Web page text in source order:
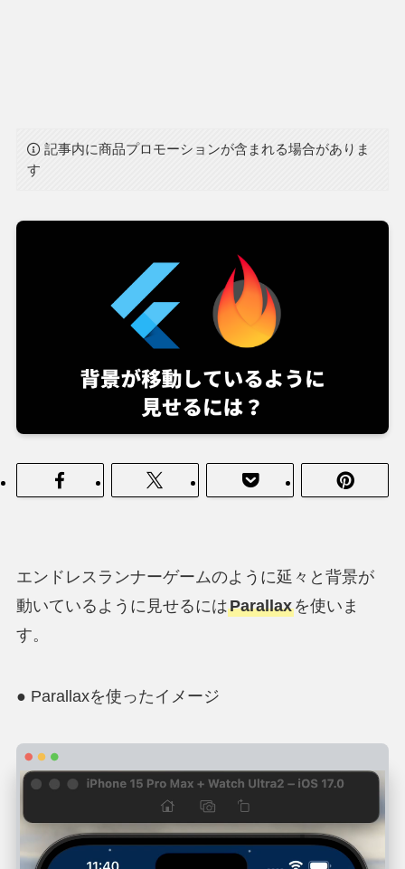
記事内に商品プロモーションが含まれる場合がありま
す
エンドレスランナーゲームのように延々と背景が
動いているように見せるにはParallaxを使いま
す。
● Parallaxを使ったイメージ